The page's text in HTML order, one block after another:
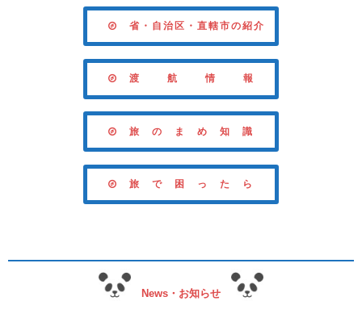
省・自治区・直轄市の紹介
渡 航 情 報
旅 の ま め 知 識
旅 で 困 っ た ら
News・お知らせ